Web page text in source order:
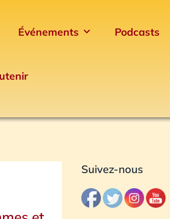
Événements Podcasts
Suivez-nous
Archives